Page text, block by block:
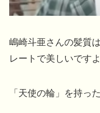
嶋崎斗亜さんの髪質
レートで美しいですよ
「天使の輪」を持っ